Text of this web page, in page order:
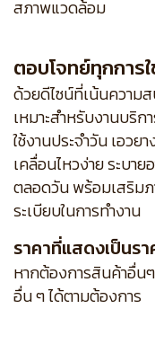
สภาพแวดล้อม
ตอบโจทย์ทุกการ
ด้วยดีไซน์ที่เน้นความ
เหมาะสำหรับงานบริก
ใช้งานประจำวัน เอว
เคลื่อนไหวง่าย ระบา
ตลอดวัน พร้อมเสริม
ระเบียบในการทำงาน
ราคาที่แสดงเป็นร
หากต้องการสินค้าอื่น
อื่น ๆ ได้ตามต้องการ